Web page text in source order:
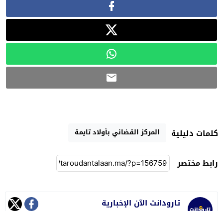
كلمات دليلية المركز القضائي بأولاد تايمة
رابط مختصر
تارودانت الآن الإخبارية